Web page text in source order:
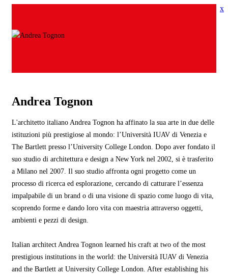
x
Andrea Tognon
L'architetto italiano Andrea Tognon ha affinato la sua arte in due delle
istituzioni più prestigiose al mondo: l’Università IUAV di Venezia e
The Bartlett presso l’University College London. Dopo aver fondato il
suo studio di architettura e design a New York nel 2002, si è trasferito
a Milano nel 2007. Il suo studio affronta ogni progetto come un
processo di ricerca ed esplorazione, cercando di catturare l’essenza
impalpabile di un brand o di una visione di spazio come luogo di vita,
scoprendo forme e dando loro vita con maestria attraverso oggetti,
ambienti e pezzi di design.
Italian architect Andrea Tognon learned his craft at two of the most
prestigious institutions in the world: the Università IUAV di Venezia
and the Bartlett at University College London. After establishing his